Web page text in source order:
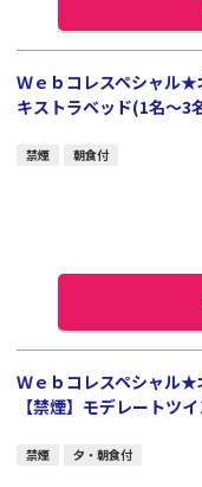
Ｗｅｂコレスペシャル
キストラベッド(1名～3
禁煙 朝食付
Ｗｅｂコレスペシャル
【禁煙】モデレートツ
禁煙 夕・朝食付